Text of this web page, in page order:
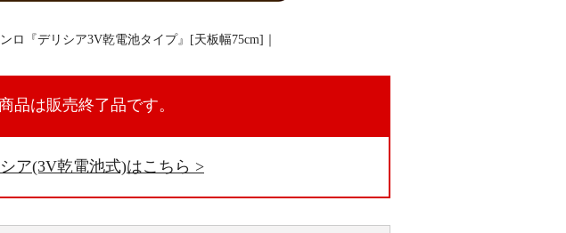
品は販売終了品です。
ア(3V乾電池式)はこちら